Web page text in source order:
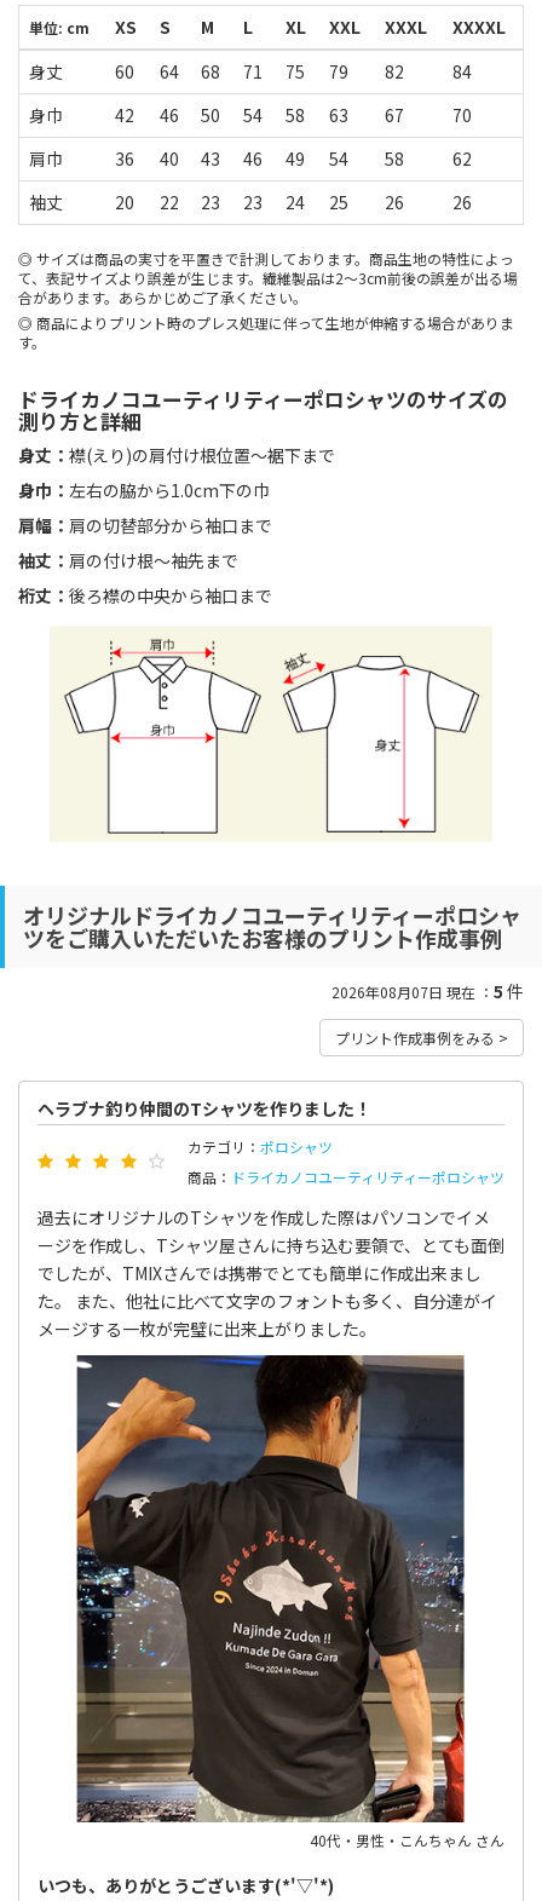
単位: cm XS S M L XL XXL XXXL
XXXXL
身丈
60 64 68 71 75 79 82
84
身巾
42 46 50 54 58 63 67
70
肩巾
36 40 43 46 49 54 58
62
袖丈
20 22 23 23 24 25 26 26
サイズは商品の実寸を平置きで計測しております。商品生地の特性によっ
て、表記サイズより誤差が生じます。繊維製品は2～3cm前後の誤差が出る場
合があります。あらかじめご了承ください。
商品によりプリント時のプレス処理に伴って生地が伸縮する場合がありま
す。
ドライカノコユーティリティーポロシャツのサイズの
測り方と詳細
身丈： 襟(えり)の肩付け根位置〜裾下まで
身巾： 左右の脇から1.0cm下の巾
肩幅： 肩の切替部分から袖口まで
袖丈： 肩の付け根〜袖先まで
裄丈： 後ろ襟の中央から袖口まで
オリジナルドライカノコユーティリティーポロシャ
ツをご購入いただいたお客様のプリント作成事例
2026年08月07日 現在 ： 5 件
プリント作成事例をみる >
ヘラブナ釣り仲間のTシャツを作りました！
カテゴリ： ポロシャツ
商品： ドライカノコユーティリティーポロシャツ
過去にオリジナルのTシャツを作成した際はパソコンでイメ
ージを作成し、Tシャツ屋さんに持ち込む要領で、とても面倒
でしたが、TMIXさんでは携帯でとても簡単に作成出来まし
た。 また、他社に比べて文字のフォントも多く、自分達がイ
メージする一枚が完璧に出来上がりました。
40代・男性・こんちゃん さん
いつも、ありがとうございます(*'▽'*)